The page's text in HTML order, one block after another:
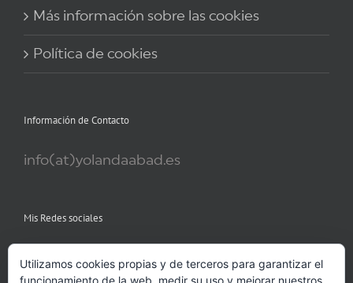
Más información sobre las cookies
Política de cookies
Información de Contacto
info(at)yolandaabad.es
Mis Redes sociales
Utilizamos cookies propias y de terceros para garantizar el
funcionamiento de la web, medir su uso y mejorar nuestros